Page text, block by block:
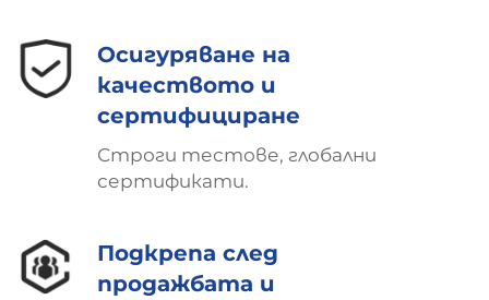
Осигуряване на
качеството и
сертифициране
Строги тестове, глобални
сертификати.
Подкрепа след
продажбата и